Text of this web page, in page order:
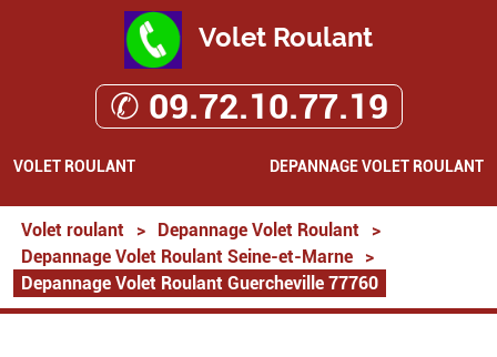
Volet Roulant
✆ 09.72.10.77.19
VOLET ROULANT DEPANNAGE VOLET ROULANT
Volet roulant > Depannage Volet Roulant
>
Depannage Volet Roulant Seine-et-Marne
>
Depannage Volet Roulant Guercheville 77760